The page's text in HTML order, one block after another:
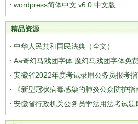
wordpress简体中文 v6.0 中文版
精品资源
中华人民共和国民法典（全文）
Aa奇幻马戏团字体 魔幻马戏团字体免
安徽省2022年度考试录用公务员报考
《新型冠状病毒感染的肺炎公众防护指
安徽省行政机关公务员学法用法考试题